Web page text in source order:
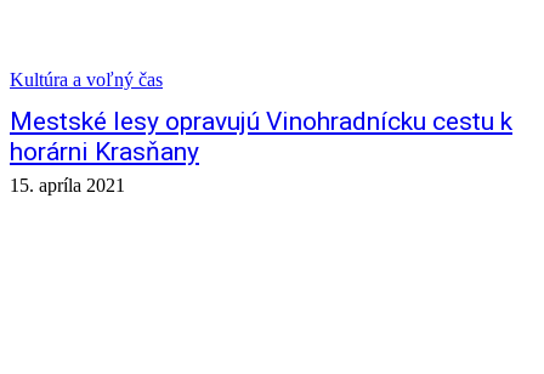
Kultúra a voľný čas
Mestské lesy opravujú Vinohradnícku cestu k
horárni Krasňany
15. apríla 2021